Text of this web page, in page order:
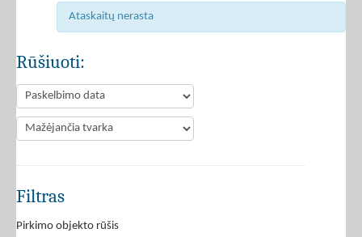
Ataskaitų nerasta
Rūšiuoti:
Filtras
Pirkimo objekto rūšis